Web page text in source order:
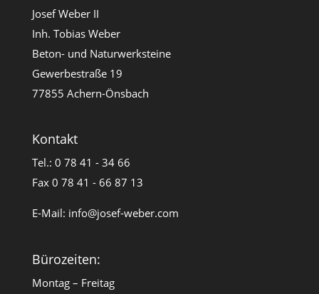
Josef Weber II
Inh. Tobias Weber
Beton- und Naturwerksteine
Gewerbestraße 19
77855 Achern-Önsbach
Kontakt
Tel.: 0 78 41 - 34 66
Fax 0 78 41 - 66 87 13
E-Mail: info@josef-weber.com
Bürozeiten:
Montag – Freitag